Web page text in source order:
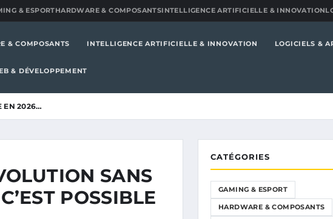
& ESPORTHARDWARE & COMPOSANTSINTELLIGENCE ARTIFICIELLE & INNOVATION
& COMPOSANTS INTELLIGENCE ARTIFICIELLE & INNOVATION LOGICIELS &
& DÉVELOPPEMENT
EN 2026…
SANS
POSSIBLE
CATÉGORIES
GAMING & ESPORT
HARDWARE & COMPOSANTS